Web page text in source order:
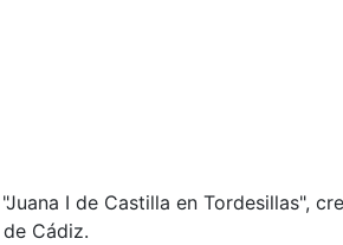
I de Castilla en Tordesillas",
Cádiz.